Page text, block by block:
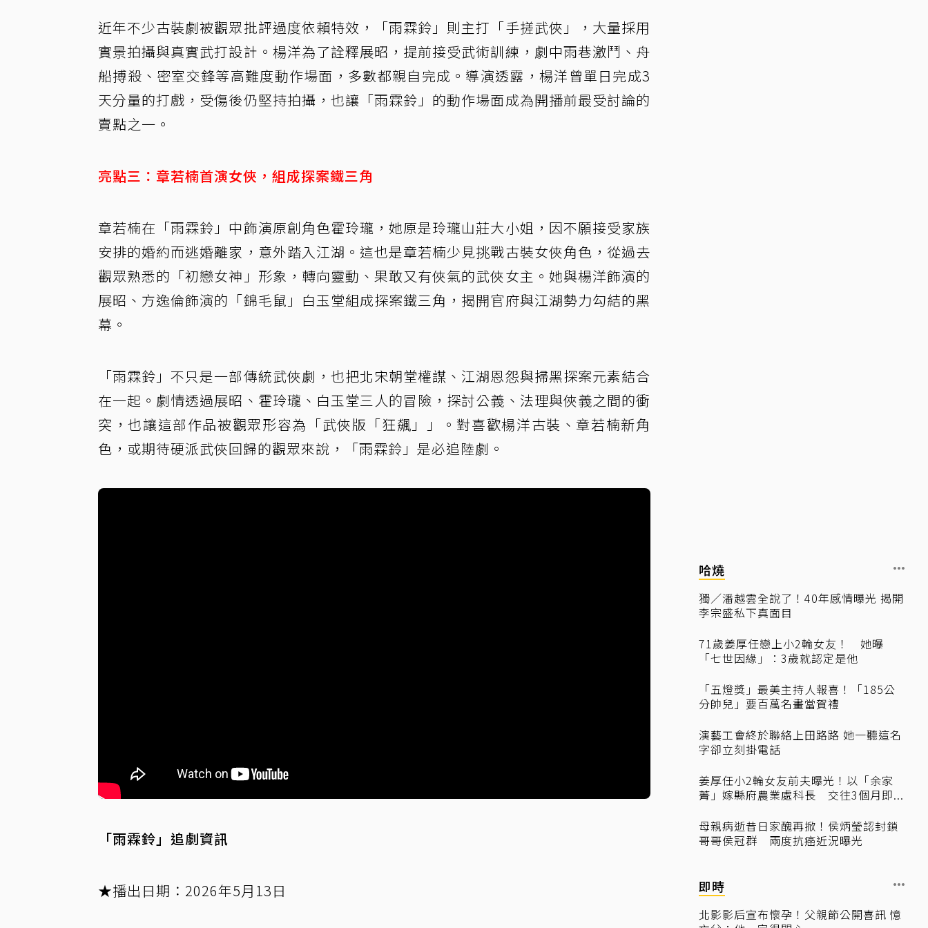
近年不少古裝劇被觀眾批評過度依賴特效，「雨霖鈴」則主打「手搓武俠」，大量採用
實景拍攝與真實武打設計。楊洋為了詮釋展昭，提前接受武術訓練，劇中雨巷激鬥、舟
船搏殺、密室交鋒等高難度動作場面，多數都親自完成。導演透露，楊洋曾單日完成3
天分量的打戲，受傷後仍堅持拍攝，也讓「雨霖鈴」的動作場面成為開播前最受討論的
賣點之一。
亮點三：章若楠首演女俠，組成探案鐵三角
章若楠在「雨霖鈴」中飾演原創角色霍玲瓏，她原是玲瓏山莊大小姐，因不願接受家族
安排的婚約而逃婚離家，意外踏入江湖。這也是章若楠少見挑戰古裝女俠角色，從過去
觀眾熟悉的「初戀女神」形象，轉向靈動、果敢又有俠氣的武俠女主。她與楊洋飾演的
展昭、方逸倫飾演的「錦毛鼠」白玉堂組成探案鐵三角，揭開官府與江湖勢力勾結的黑
幕。
「雨霖鈴」不只是一部傳統武俠劇，也把北宋朝堂權謀、江湖恩怨與掃黑探案元素結合
在一起。劇情透過展昭、霍玲瓏、白玉堂三人的冒險，探討公義、法理與俠義之間的衝
突，也讓這部作品被觀眾形容為「武俠版「狂飆」」。對喜歡楊洋古裝、章若楠新角
色，或期待硬派武俠回歸的觀眾來說，「雨霖鈴」是必追陸劇。
「雨霖鈴」追劇資訊
★播出日期：2026年5月13日
哈燒
獨／潘越雲全說了！40年感情曝光 揭開
李宗盛私下真面目
71歲姜厚任戀上小2輪女友！ 她曝
「七世因緣」：3歲就認定是他
「五燈獎」最美主持人報喜！「185公
分帥兒」要百萬名畫當賀禮
演藝工會終於聯絡上田路路 她一聽這名
字卻立刻掛電話
姜厚任小2輪女友前夫曝光！以「余家
菁」嫁縣府農業處科長 交往3個月即...
母親病逝昔日家醜再掀！侯炳瑩認封鎖
哥哥侯冠群 兩度抗癌近況曝光
即時
北影影后宣布懷孕！父親節公開喜訊 憶